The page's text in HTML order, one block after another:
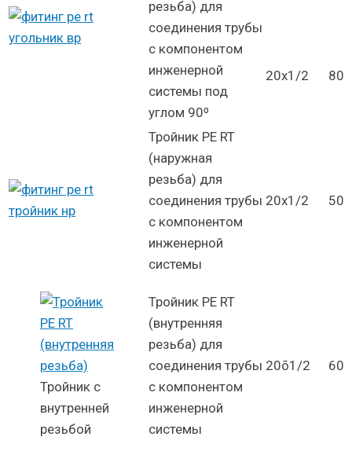
резьба) для
соединения трубы
с компонентом
инженерной
системы под
углом 90⁰
20х1/2 80
Тройник PE RT
(наружная
резьба) для
соединения трубы
с компонентом
инженерной
системы
20х1/2 50
Тройник с
внутренней
резьбой
Тройник PE RT
(внутренняя
резьба) для
соединения трубы
с компонентом
инженерной
системы
20õ1/2 60